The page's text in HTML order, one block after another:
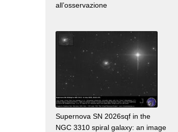
all’osservazione
Supernova SN 2026sqf in the
NGC 3310 spiral galaxy: an image